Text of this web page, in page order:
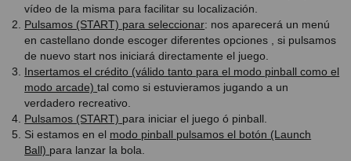
vídeo de la misma para facilitar su localización.
Pulsamos (START) para seleccionar: nos aparecerá un menú
en castellano donde escoger diferentes opciones , si pulsamos
de nuevo start nos iniciará directamente el juego.
Insertamos el crédito (válido tanto para el modo pinball como el
modo arcade) tal como si estuvieramos jugando a un
verdadero recreativo.
Pulsamos (START) para iniciar el juego ó pinball.
Si estamos en el modo pinball pulsamos el botón (Launch
Ball) para lanzar la bola.